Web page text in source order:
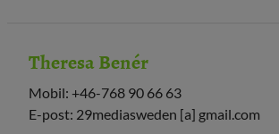
Theresa Benér
Mobil: +46-768 90 66 63
E-post: 29mediasweden [a] gmail.com